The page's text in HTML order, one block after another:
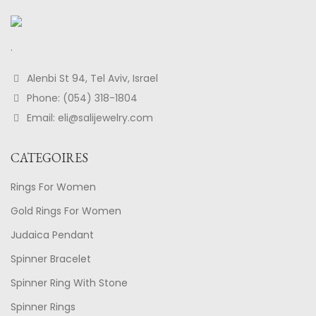
.
Alenbi St 94, Tel Aviv, Israel
Phone: (054) 318-1804
Email: eli@salijewelry.com
CATEGOIRES
Rings For Women
Gold Rings For Women
Judaica Pendant
Spinner Bracelet
Spinner Ring With Stone
Spinner Rings